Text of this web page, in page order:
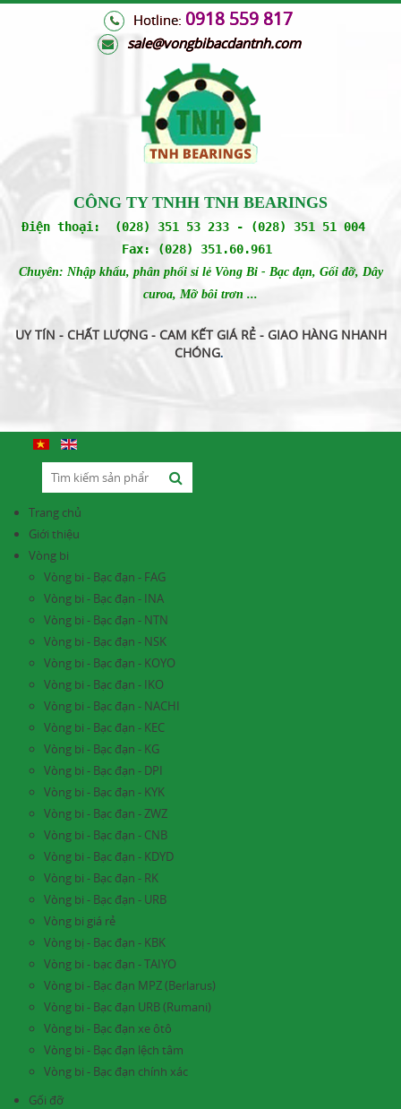
Hotline: 0918 559 817
sale@vongbibacdantnh.com
CÔNG TY TNHH TNH BEARINGS
Điện thoại: (028) 351 53 233 - (028) 351 51 004
Fax: (028) 351.60.961
Chuyên: Nhập khẩu, phân phối sỉ lẻ Vòng Bi - Bạc đạn, Gối đỡ, Dây
curoa, Mỡ bôi trơn ...
UY TÍN - CHẤT LƯỢNG - CAM KẾT GIÁ RẺ - GIAO HÀNG NHANH
CHÓNG.
Trang chủ
Giới thiệu
Vòng bi
Vòng bi - Bạc đạn - FAG
Vòng bi - Bạc đạn - INA
Vòng bi - Bạc đạn - NTN
Vòng bi - Bạc đạn - NSK
Vòng bi - Bạc đạn - KOYO
Vòng bi - Bạc đạn - IKO
Vòng bi - Bạc đạn - NACHI
Vòng bi - Bạc đạn - KEC
Vòng bi - Bạc đạn - KG
Vòng bi - Bạc đạn - DPI
Vòng bi - Bạc đạn - KYK
Vòng bi - Bạc đạn - ZWZ
Vòng bi - Bạc đạn - CNB
Vòng bi - Bạc đạn - KDYD
Vòng bi - Bạc đạn - RK
Vòng bi - Bạc đạn - URB
Vòng bi giá rẻ
Vòng bị - Bạc đạn - KBK
Vòng bi - bạc đạn - TAIYO
Vòng bi - Bạc đạn MPZ (Berlarus)
Vòng bi - Bạc đạn URB (Rumani)
Vòng bi - Bạc đạn xe ôtô
Vòng bi - Bạc đạn lệch tâm
Vòng bi - Bạc đạn chính xác
Gối đỡ